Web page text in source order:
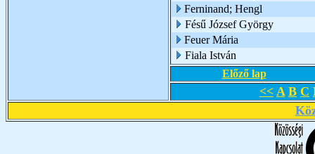
Ferninand; Hengl
Fésű József György
Feuer Mária
Fiala István
Előző lap
<< A B C